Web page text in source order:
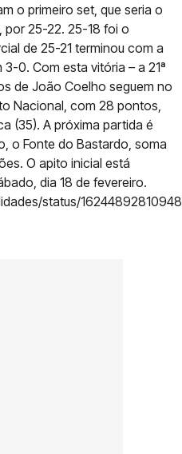
o primeiro set, que seria o
por 25-22. 25-18 foi o
de 25-21 terminou com a
0. Com esta vitória – a 21ª
de João Coelho seguem no
Nacional, com 28 pontos,
(35). A próxima partida é
o Fonte do Bastardo, soma
O apito inicial está
dia 18 de fevereiro.
status/